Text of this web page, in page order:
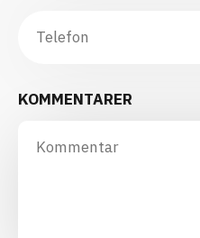
KOMMENTARER